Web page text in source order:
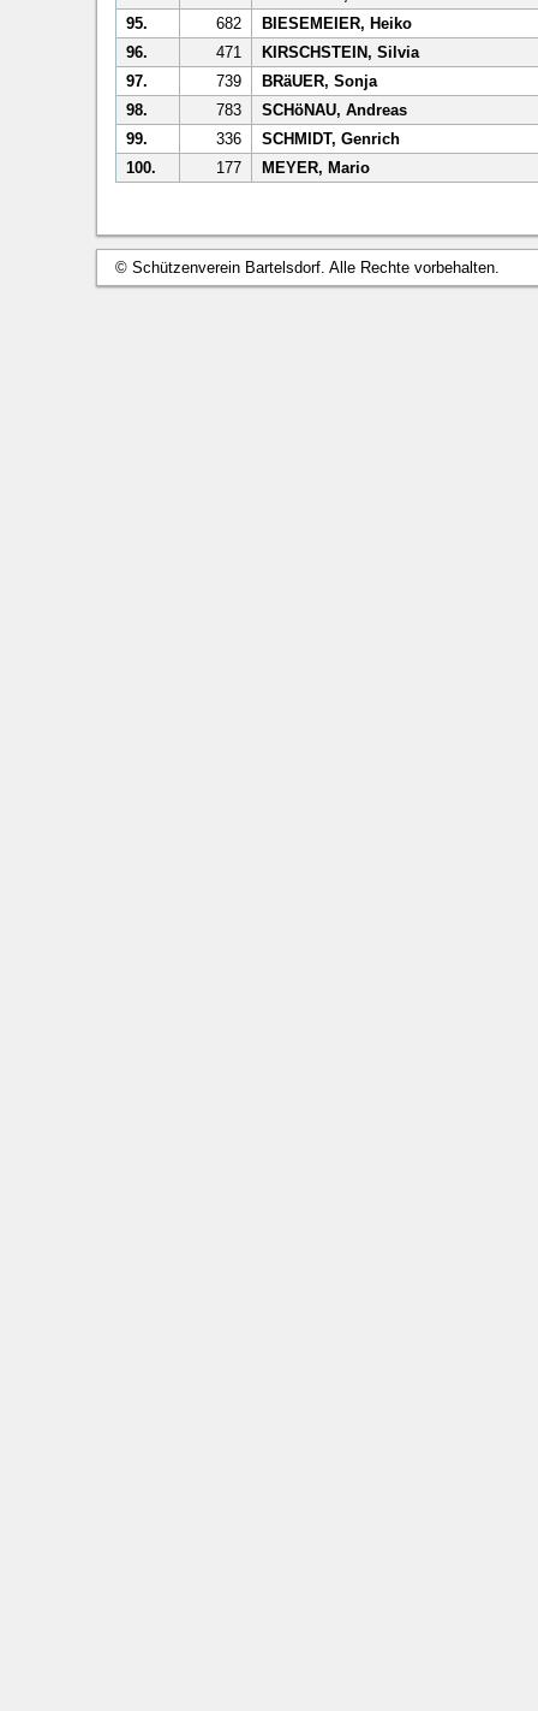
95.
682
BIESEMEIER, Heiko
96.
471
KIRSCHSTEIN, Silvia
97.
739
BRäUER, Sonja
98.
783
SCHöNAU, Andreas
99.
336
SCHMIDT, Genrich
100.
177 MEYER, Mario
© Schützenverein Bartelsdorf. Alle Rechte vorbehalten.